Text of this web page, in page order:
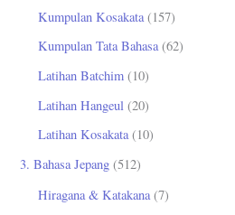
Kumpulan Kosakata (157)
Kumpulan Tata Bahasa(62)
Latihan Batchim (10)
Latihan Hangeul (20)
Latihan Kosakata(10)
3. Bahasa Jepang (512)
Hiragana & Katakana(7)